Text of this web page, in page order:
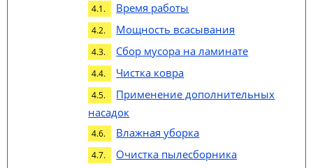
Время работы
Мощность всасывания
Сбор мусора на ламинате
Чистка ковра
Применение дополнительных
насадок
Влажная уборка
Очистка пылесборника